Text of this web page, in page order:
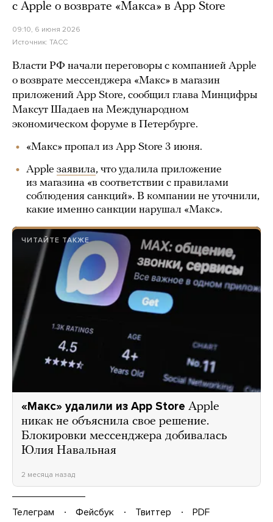
с Apple о возврате «Макса» в App Store
09:10, 6 июня 2026
Источник: ТАСС
Власти РФ начали переговоры с компанией Apple
о возврате мессенджера «Макс» в магазин
приложений App Store, сообщил глава Минцифры
Максут Шадаев на Международном
экономическом форуме в Петербурге.
«Макс» пропал из App Store 3 июня.
Apple заявила, что удалила приложение
из магазина «в соответствии с правилами
соблюдения санкций». В компании не уточнили,
какие именно санкции нарушал «Макс».
ЧИТАЙТЕ ТАКЖЕ
«Макс» удалили из App Store Apple
никак не объяснила свое решение.
Блокировки мессенджера добивалась
Юлия Навальная
2 месяца назад
Телеграм Фейсбук Твиттер
PDF